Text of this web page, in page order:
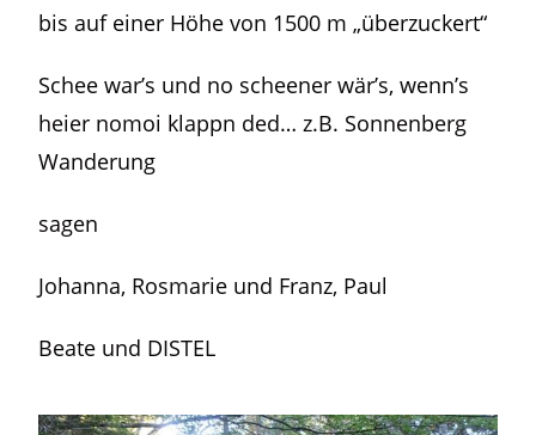
bis auf einer Höhe von 1500 m „überzuckert“
Schee war’s und no scheener wär’s, wenn’s
heier nomoi klappn ded… z.B. Sonnenberg
Wanderung
sagen
Johanna, Rosmarie und Franz, Paul
Beate und DISTEL